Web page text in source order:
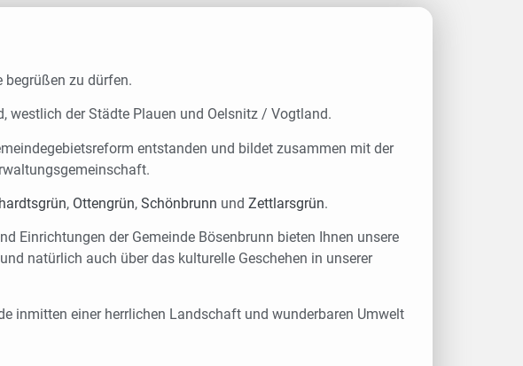
begrüßen zu dürfen.
westlich der Städte Plauen und Oelsnitz / Vogtland.
entstanden und bildet zusammen mit der
, Ottengrün, Schönbrunn und Zettlarsgrün.
Einrichtungen der Gemeinde Bösenbrunn bieten Ihnen unsere
natürlich auch über das kulturelle Geschehen in unserer
inmitten einer herrlichen Landschaft und wunderbaren Umwelt